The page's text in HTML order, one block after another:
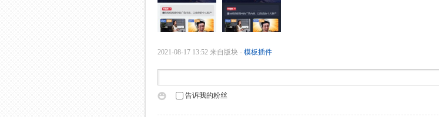
2021-08-17 13:52 来自版块 - 模板插件
告诉我的粉丝